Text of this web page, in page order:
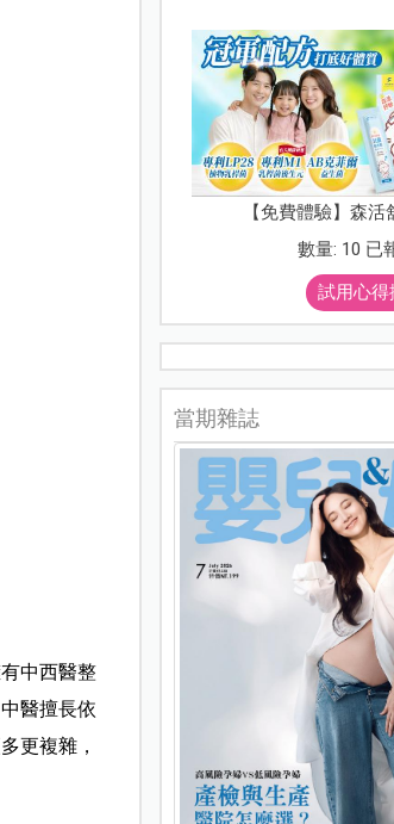
中西醫整
醫擅長依
更複雜，
【免費體驗】森
數量: 10 已
試用心得
當期雜誌